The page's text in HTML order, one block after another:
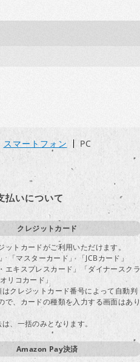
スマートフォン PC
払いについて
クレジットカード
ットカードがご利用いただけます。
「マスターカード」 「JCBカード」
エキスプレスカード」「ダイナースクラ
リコカード」
クレジットカード番号によって自動判
で、カードの種類を入力する画面はあり
、一括のみとなります。
Amazon Pay決済